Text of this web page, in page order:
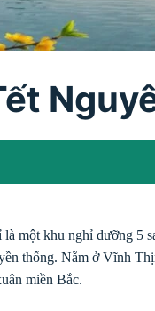
là một khu nghỉ dưỡng 5
thống. Nằm ở Vĩnh
miền Bắc.